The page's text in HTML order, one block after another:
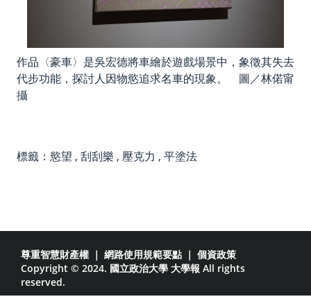
作品〈豪車〉是吳宏德將車繪於遊戲場景中，象徵其失去
代步功能，探討人因物慾追求名車的現象。 圖／林偌甯
攝
標籤： 慾望 , 刮刮樂 , 壓克力 , 平塗法
尊重智慧財產權 ｜ 網路使用規範要點 ｜ 個資政策
Copyright © 2024. 國立政治大學 大學報 All rights
reserved.